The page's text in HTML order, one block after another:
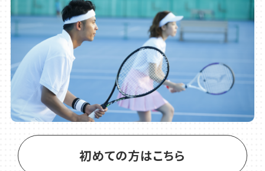
2026.07.23 テニス
8月期 コーチ担当表のご案内
初めての方はこちら